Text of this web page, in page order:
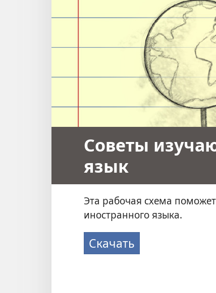
Советы
язык
Эта рабочая схема
иностранного языка.
Скачать